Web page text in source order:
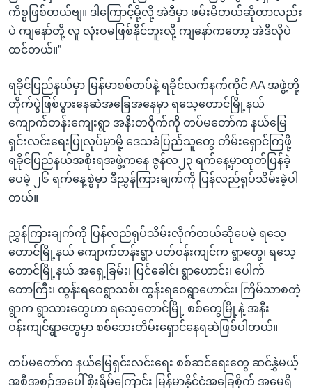
ကိစ္စဖြစ်တယ်ဗျ။ ဒါကြောင့်မို့လို့ အဲဒီမှာ ဖမ်းမိတယ်ဆိုတာလည်း
ပဲ ကျနော်တို့ လူ လုံးဝမဖြစ်နိုင်ဘူးလို့ ကျနော်ကတော့ အဲဒီလိုပဲ
ထင်တယ်။”
ရခိုင်ပြည်နယ်မှာ မြန်မာစစ်တပ်နဲ့ ရခိုင်လက်နက်ကိုင် AA အဖွဲ့တို့
တိုက်ပွဲဖြစ်ပွားနေဆဲအခြေအနေမှာ ရသေ့တောင်မြို့နယ်
ကျောက်တန်းကျေးရွာ အနီးတဝိုက်ကို တပ်မတော်က နယ်မြေ
ရှင်းလင်းရေးပြုလုပ်မှာမို့ ဒေသခံပြည်သူတွေ တိမ်းရှောင်ကြဖို့
ရခိုင်ပြည်နယ်အစိုးရအဖွဲ့ကနေ ဇွန်လ၂၃ ရက်နေ့မှာထုတ်ပြန်ခဲ့
ပေမဲ့ ၂၆ ရက်နေ့စွဲမှာ ဒီညွှန်ကြားချက်ကို ပြန်လည်ရုပ်သိမ်းခဲ့ပါ
တယ်။
ညွှန်ကြားချက်ကို ပြန်လည်ရုပ်သိမ်းလိုက်တယ်ဆိုပေမဲ့ ရသေ့
တောင်မြို့နယ် ကျောက်တန်းရွာ ပတ်ဝန်းကျင်က ရွာတွေ၊ ရသေ့
တောင်မြို့နယ် အရှေ့ခြမ်း၊ ပြင်ခေါင်၊ ရွာဟောင်း၊ ပေါက်
တောကြီး၊ ထွန်းရဝေရွာသစ်၊ ထွန်းရဝေရွာဟောင်း၊ ကြိမ်သာစတဲ့
ရွာက ရွာသားတွေဟာ ရသေ့တောင်မြို့ စစ်တွေမြို့နဲ့ အနီး
ဝန်းကျင်ရွာတွေမှာ စစ်ဘေးတိမ်းရှောင်နေရဆဲဖြစ်ပါတယ်။
တပ်မတော်က နယ်မြေရှင်းလင်းရေး စစ်ဆင်ရေးတွေ ဆင်နွှဲမယ့်
အစီအစဉ်အပေါ် စိုးရိမ်ကြောင်း မြန်မာနိုင်ငံအခြေစိုက် အမေရိ